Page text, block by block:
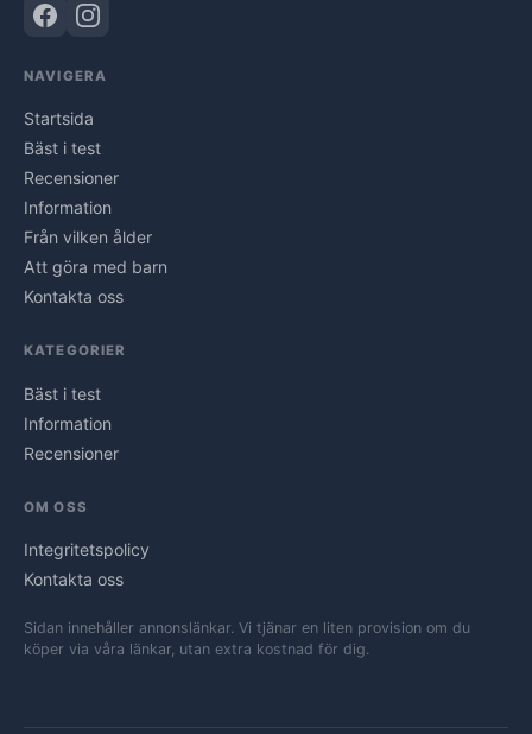
NAVIGERA
Startsida
Bäst i test
Recensioner
Information
Från vilken ålder
Att göra med barn
Kontakta oss
KATEGORIER
Bäst i test
Information
Recensioner
OM OSS
Integritetspolicy
Kontakta oss
Sidan innehåller annonslänkar. Vi tjänar en liten provision om du
köper via våra länkar, utan extra kostnad för dig.